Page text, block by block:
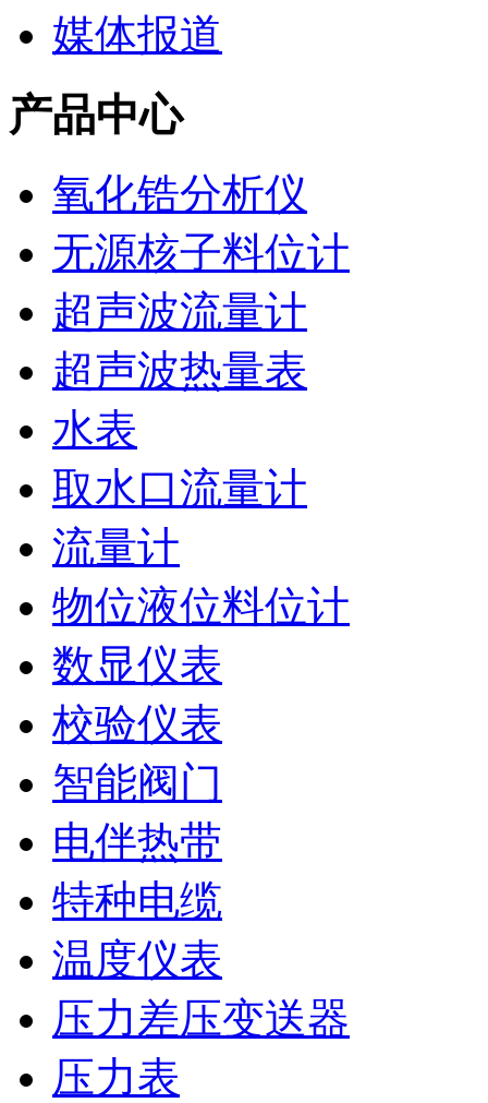
媒体报道
产品中心
氧化锆分析仪
无源核子料位计
超声波流量计
超声波热量表
水表
取水口流量计
流量计
物位液位料位计
数显仪表
校验仪表
智能阀门
电伴热带
特种电缆
温度仪表
压力差压变送器
压力表